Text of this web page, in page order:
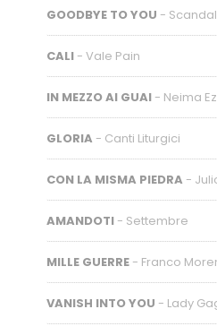
GOODBYE TO YOU - Scandal
CALI - Vale Pain
IN MEZZO AI GUAI - Neima
GLORIA - Canti Liturgici
CON LA MISMA PIEDRA -
AMANDOTI - Settembre
MILLE GUERRE - Franco
VANISH INTO YOU - Lady